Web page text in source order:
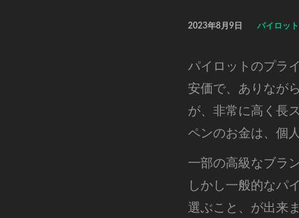
2023年8月9日 パイロッ
パイロットのプラ
安価で、ありなが
が、非常に高く長
ペンのお金は、個
一部の高級なブラ
しかし一般的なパ
選ぶこと、が出来